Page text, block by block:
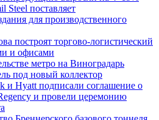
поставляет
для производственного
построят торгово-логистический
и офисами
метро на Виноградарь
под новый коллектор
и Hyatt подписали соглашение о
и провели церемонию